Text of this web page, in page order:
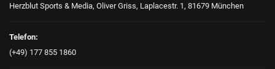
Herzblut Sports & Media, Oliver Griss, Laplacestr. 1, 81679 München
Telefon:
(+49) 177 855 1860